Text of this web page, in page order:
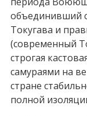
объединивший
Токугава и
(современный
строгая
самураями на
стране
полной